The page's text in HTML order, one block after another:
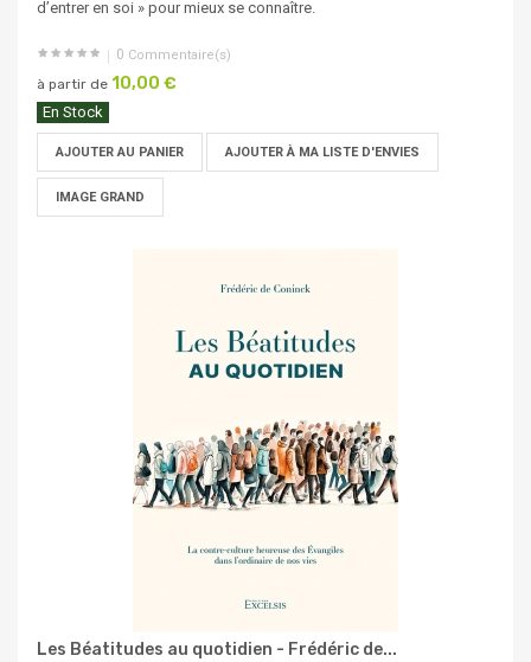
d’entrer en soi » pour mieux se connaître.
0 Commentaire(s)
à partir de 10,00 €
En Stock
AJOUTER AU PANIER AJOUTER À MA LISTE D'ENVIES
IMAGE GRAND
Les Béatitudes au quotidien - Frédéric de...